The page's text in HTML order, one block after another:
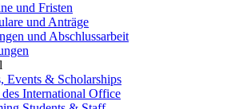
und Fristen
und Anträge
und Abschlussarbeit
Events & Scholarships
des International Office